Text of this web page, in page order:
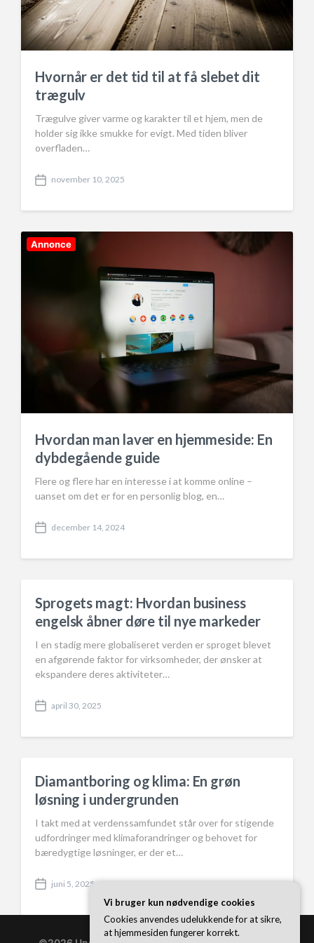
Hvornår er det tid til at få slebet dit
trægulv
Trægulve giver varme og karakter til et hjem, men de
holder sig ikke smukke for evigt. Med tiden bliver
overfladen…
P
s
d
a
november 10, 2025
Annonce
Hvordan man laver en hjemmeside: En
dybdegående guide
Flere og flere har en interesse i at komme online –
uanset om det er for en personlig blog, en…
P
s
a
t
e
december 14, 2024
Sprogets magt: Hvordan business
engelsk åbner døre til nye markeder
I en stadig mere globaliseret verden er sproget blevet
en afgørende faktor for virksomheder, der ønsker at
ekspandere deres aktiviteter…
P
s
a
t
april 30, 2025
Diamantboring og klima: En grøn
løsning i undergrunden
I takt med at verdenssamfundet står over for stigende
udfordringer med klimaforandringer og behovet for
bæredygtige løsninger, er der et…
P
s
juni 5, 2025
Vi bruger kun nødvendige cookies
Cookies anvendes udelukkende for at sikre,
at hjemmesiden fungerer korrekt.